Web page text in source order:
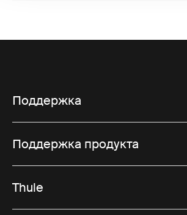
Поддержка
Поддержка продукта
Thule